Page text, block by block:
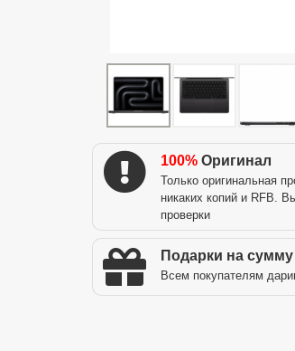
100% Оригинал
Только оригинальная
никаких копий и RFB.
проверки
Подарки на сумму
Всем покупателям